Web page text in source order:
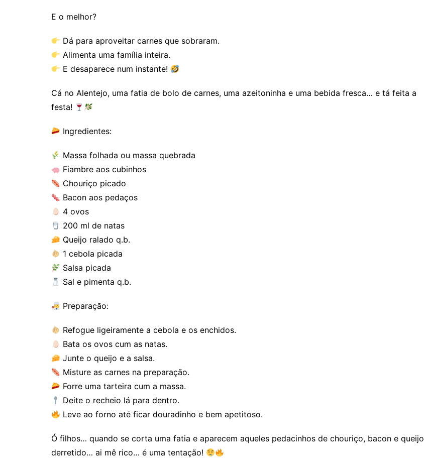
E o melhor?
Dá para aproveitar carnes que sobraram.
Alimenta uma família inteira.
E desaparece num instante!
Cá no Alentejo, uma fatia de bolo de carnes, uma azeitoninha e uma bebida fresca… e tá feita a
festa!
Ingredientes:
Massa folhada ou massa quebrada
Fiambre aos cubinhos
Chouriço picado
Bacon aos pedaços
4 ovos
200 ml de natas
Queijo ralado q.b.
1 cebola picada
Salsa picada
Sal e pimenta q.b.
Preparação:
Refogue ligeiramente a cebola e os enchidos.
Bata os ovos cum as natas.
Junte o queijo e a salsa.
Misture as carnes na preparação.
Forre uma tarteira cum a massa.
Deite o recheio lá para dentro.
Leve ao forno até ficar douradinho e bem apetitoso.
Ó filhos… quando se corta uma fatia e aparecem aqueles pedacinhos de chouriço, bacon e queijo
derretido… ai mê rico… é uma tentação!